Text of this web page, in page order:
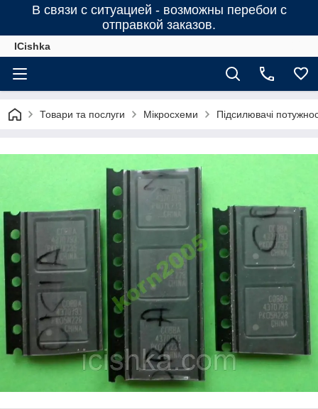
В связи с ситуацией - возможны перебои с
отправкой заказов.
ICishka
Товари та послуги Мікросхеми Підсилювачі